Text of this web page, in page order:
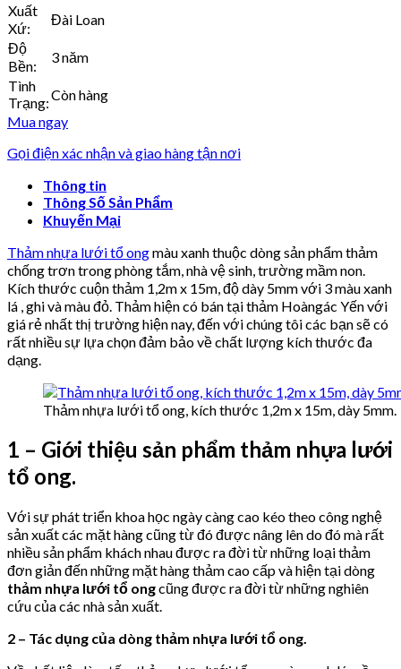
Xuất
Xứ:
Đài Loan
Độ
Bền:
3 năm
Tình
Trạng:Còn hàng
Mua ngay
Gọi điện xác nhận và giao hàng tận nơi
Thông tin
Thông Số Sản Phẩm
Khuyến Mại
Thảm nhựa lưới tổ ongmàu xanh thuộc dòng sản phẩm thảm
chống trơn trong phòng tắm, nhà vệ sinh, trường mầm non.
Kích thước cuộn thảm 1,2m x 15m, độ dày 5mm với 3 màu xanh
lá , ghi và màu đỏ. Thảm hiện có bán tại thảm Hoàngác Yến với
giá rẻ nhất thị trường hiện nay, đến với chúng tôi các bạn sẽ có
rất nhiều sự lựa chọn đảm bảo về chất lượng kích thước đa
dạng.
Thảm nhựa lưới tổ ong, kích thước 1,2m x 15m, dày 5mm.
1 – Giới thiệu sản phẩm thảm nhựa lưới
tổ ong.
Với sự phát triển khoa học ngày càng cao kéo theo công nghệ
sản xuất các mặt hàng cũng từ đó được nâng lên do đó mà rất
nhiều sản phẩm khách nhau được ra đời từ những loại thảm
đơn giản đến những mặt hàng thảm cao cấp và hiện tại dòng
thảm nhựa lưới tổ ongcũng được ra đời từ những nghiên
cứu của các nhà sản xuất.
2 – Tác dụng của dòng thảm nhựa lưới tổ ong.